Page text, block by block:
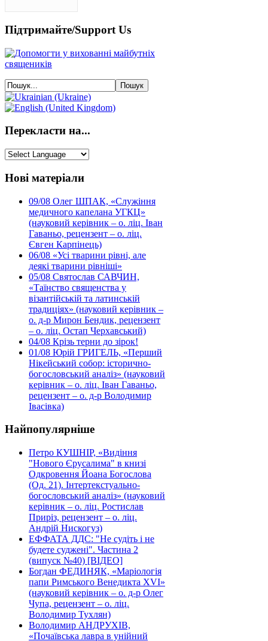
Підтримайте/Support Us
Перекласти на...
Нові матеріали
09/08 Олег ШПАК, «Служіння
медичного капелана УГКЦ»
(науковий керівник – о. ліц. Іван
Гаваньо, рецензент – о. ліц.
Євген Карпінець)
06/08 «Усі тварини рівні, але
деякі тварини рівніші»
05/08 Святослав САВЧИН,
«Таїнство священства у
візантійській та латинській
традиціях» (науковий керівник –
о. д-р Мирон Бендик, рецензент
– о. ліц. Остап Черхавський)
04/08 Крізь терни до зірок!
01/08 Юрій ГРИГЕЛЬ, «Перший
Нікейський собор: історично-
богословський аналіз» (науковий
керівник – о. ліц. Іван Гаваньо,
рецензент – о. д-р Володимир
Івасівка)
Найпопулярніше
Петро КУШНІР, «Видіння
"Нового Єрусалима" в книзі
Одкровення Йоана Богослова
(Од. 21). Інтертекстуально-
богословський аналіз» (науковий
керівник – о. ліц. Ростислав
Приріз, рецензент – о. ліц.
Андрій Нискогуз)
ЕФФАТА ДДС: "Не судіть і не
будете суджені". Частина 2
(випуск №40) [ВІДЕО]
Богдан ФЕДИНЯК, «Маріологія
папи Римського Венедикта XVI»
(науковий керівник – о. д-р Олег
Чупа, рецензент – о. ліц.
Володимир Тухлян)
Володимир АНДРУХІВ,
«Почаївська лавра в унійний